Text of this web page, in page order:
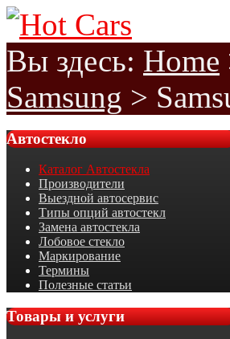
Вы здесь: Home
Samsung >
Автостекло
Каталог Автостекла
Производители
Выездной автосервис
Типы опций автостекл
Замена автостекла
Лобовое стекло
Маркирование
Термины
Полезные статьи
Товарыи услуги